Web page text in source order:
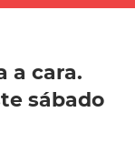
a cara.
sábado